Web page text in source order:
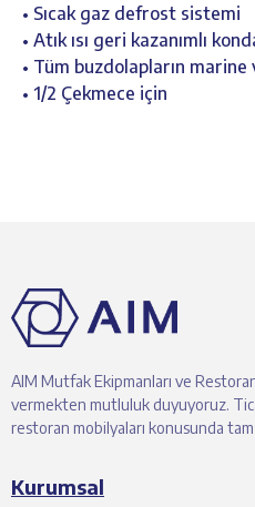
• Sıcak gaz defrost sistemi
• Atık ısı geri kazanımlı
• Tüm buzdolapların
• 1/2 Çekmece için
AIM Mutfak Ekipmanları ve
vermekten mutluluk duyuyoruz.
restoran mobilyaları konusunda tam
Kurumsal